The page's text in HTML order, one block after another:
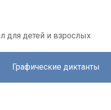
для детей и взрослых
Графические диктанты